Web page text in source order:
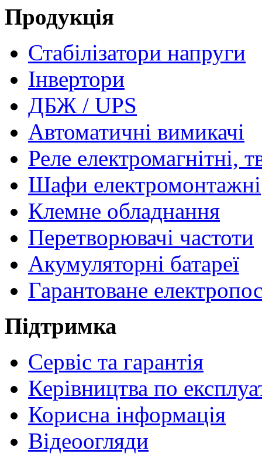
Продукція
Стабілізатори напруги
Інвертори
ДБЖ / UPS
Автоматичні вимикачі
Реле електромагнітні,
Шафи електромонтажні
Клемне обладнання
Перетворювачі частоти
Акумуляторні батареї
Гарантоване
Підтримка
Сервіс та гарантія
Керівництва по
Корисна інформація
Відеоогляди